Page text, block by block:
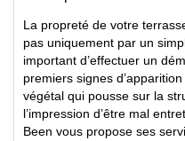
La propreté de votre
pas uniquement par un
important d’effectuer un
premiers signes
végétal qui pousse sur la
l’impression d’être mal
Been vous propose ses